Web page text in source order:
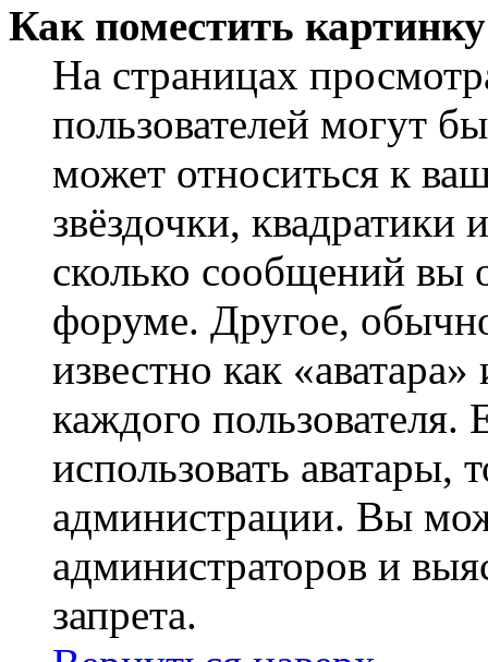
Как поместить
На страницах
пользователей могут
может относиться к
звёздочки,
сколько сообщений вы
форуме. Другое,
известно как
каждого
использовать аватары,
администрации. Вы
администраторов и
запрета.